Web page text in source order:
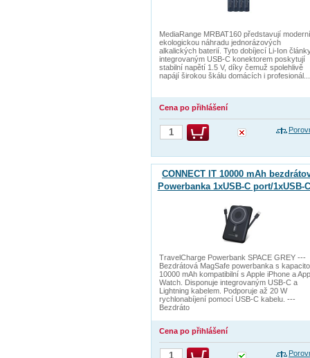
MediaRange MRBAT160 představují
ekologickou náhradu jednorázových
alkalických baterií. Tyto dobíjecí Li-Ion
integrovaným USB-C konektorem poskytují
stabilní napětí 1.5 V, díky čemuž spolehlivě
napájí širokou škálu domácích i profesionál...
Cena po přihlášení
CONNECT IT 10000 mAh
Powerbanka 1xUSB-C port/1xUSB-
TravelCharge Powerbank SPACE GREY ---
Bezdrátová MagSafe powerbanka s
10000 mAh kompatibilní s Apple iPhone a
Watch. Disponuje integrovaným USB-C a
Lightning kabelem. Podporuje až 20 W
rychlonabíjení pomocí USB-C kabelu. ---
Bezdráto
Cena po přihlášení